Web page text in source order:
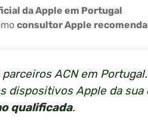
da Apple em Portugal
consultor Apple
ACN em Portugal.
dispositivos Apple da
qualificada.